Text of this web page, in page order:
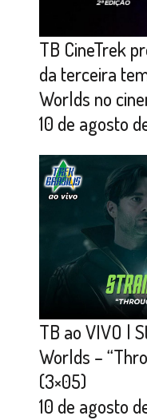
TB CineTrek
da terceira
Worlds no
10 de agosto
TB ao VIVO |
Worlds –
(3×05)
10 de agosto